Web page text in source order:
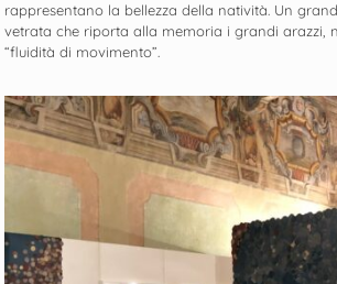
rappresentano la bellezza della natività. Un
vetrata che riporta alla memoria i grandi arazzi,
“fluidità di movimento”.